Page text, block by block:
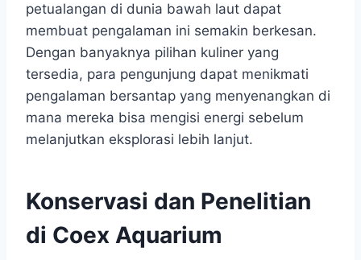
petualangan di dunia bawah laut dapat
membuat pengalaman ini semakin berkesan.
Dengan banyaknya pilihan kuliner yang
tersedia, para pengunjung dapat menikmati
pengalaman bersantap yang menyenangkan di
mana mereka bisa mengisi energi sebelum
melanjutkan eksplorasi lebih lanjut.
Konservasi dan Penelitian
di Coex Aquarium